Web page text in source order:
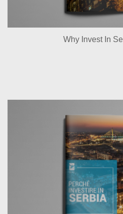
Why Invest In